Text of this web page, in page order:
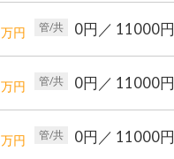
万円 管/共 0円 ／ 11000円
万円 管/共 0円 ／ 11000円
万円 管/共 0円 ／ 11000円